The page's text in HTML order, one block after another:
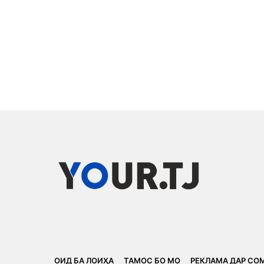
ОИД БА ЛОИҲА ТАМОС БО МО РЕКЛАМА ДАР